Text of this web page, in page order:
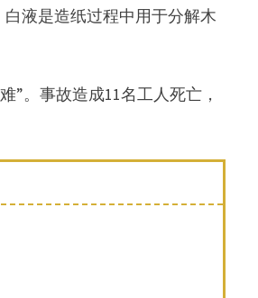
液是造纸过程中用于分解木
”。事故造成11名工人死亡，